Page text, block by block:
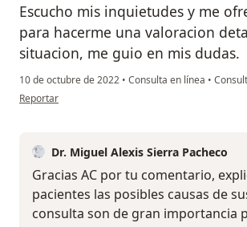
Escucho mis inquietudes y me
para hacerme una valoracion
situacion, me guio en mis dudas.
10 de octubre de 2022 • Consulta en línea •
en opinión del usuario AC
Reportar
Dr. Miguel Alexis Sierra Pacheco
Gracias AC por tu comentario,
pacientes las posibles causas de
consulta son de gran importancia